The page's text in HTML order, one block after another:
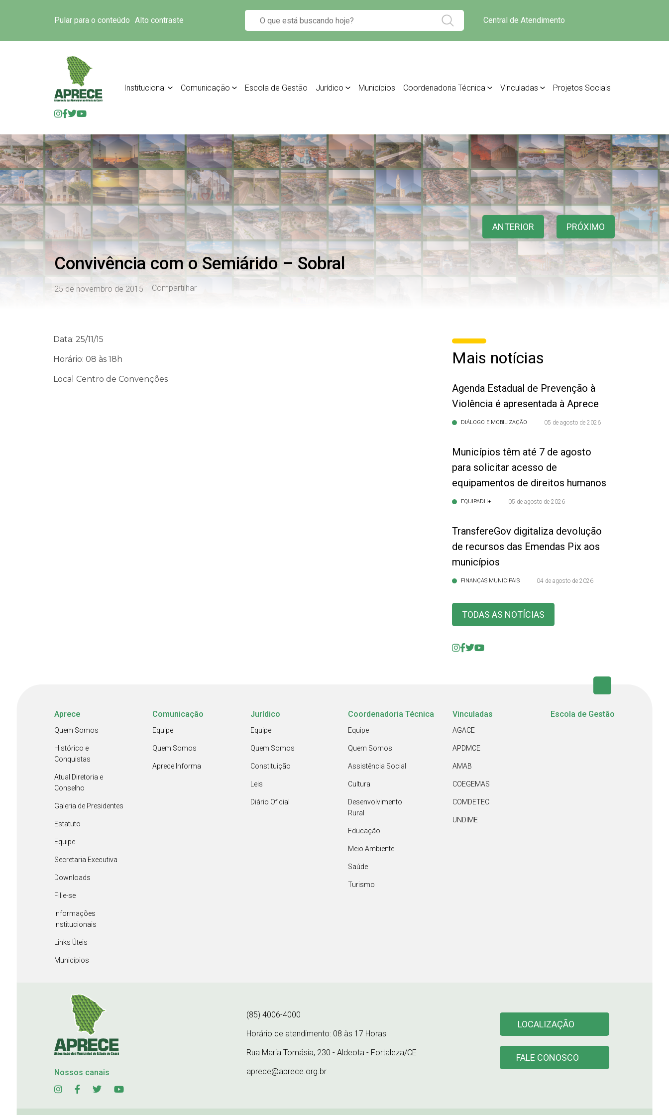
Pular para o conteúdo Alto contraste Central de Atendimento
Institucional Comunicação Escola de Gestão Jurídico Municípios Coordenadoria Técnica Vinculadas Projetos Sociais
ANTERIOR PRÓXIMO
Convivência com o Semiárido – Sobral
25 de novembro de 2015 Compartilhar
Data: 25/11/15
Horário: 08 às 18h
Local Centro de Convenções
Mais notícias
Agenda Estadual de Prevenção à
Violência é apresentada à Aprece
DIÁLOGO E MOBILIZAÇÃO 05 de agosto de 2026
Municípios têm até 7 de agosto
para solicitar acesso de
equipamentos de direitos humanos
EQUIPADH+ 05 de agosto de 2026
TransfereGov digitaliza devolução
de recursos das Emendas Pix aos
municípios
FINANÇAS MUNICIPAIS 04 de agosto de 2026
TODAS AS NOTÍCIAS
Aprece
Quem Somos
Histórico e
Conquistas
Atual Diretoria e
Conselho
Galeria de Presidentes
Estatuto
Equipe
Secretaria Executiva
Downloads
Filie-se
Informações
Institucionais
Links Úteis
Municípios
Comunicação
Equipe
Quem Somos
Aprece Informa
Jurídico
Equipe
Quem Somos
Constituição
Leis
Diário Oficial
Coordenadoria Técnica
Equipe
Quem Somos
Assistência Social
Cultura
Desenvolvimento
Rural
Educação
Meio Ambiente
Saúde
Turismo
Vinculadas
AGACE
APDMCE
AMAB
COEGEMAS
COMDETEC
UNDIME
Escola de Gestão
Nossos canais
(85) 4006-4000
Horário de atendimento: 08 às 17 Horas
Rua Maria Tomásia, 230 - Aldeota - Fortaleza/CE
aprece@aprece.org.br
LOCALIZAÇÃO
FALE CONOSCO